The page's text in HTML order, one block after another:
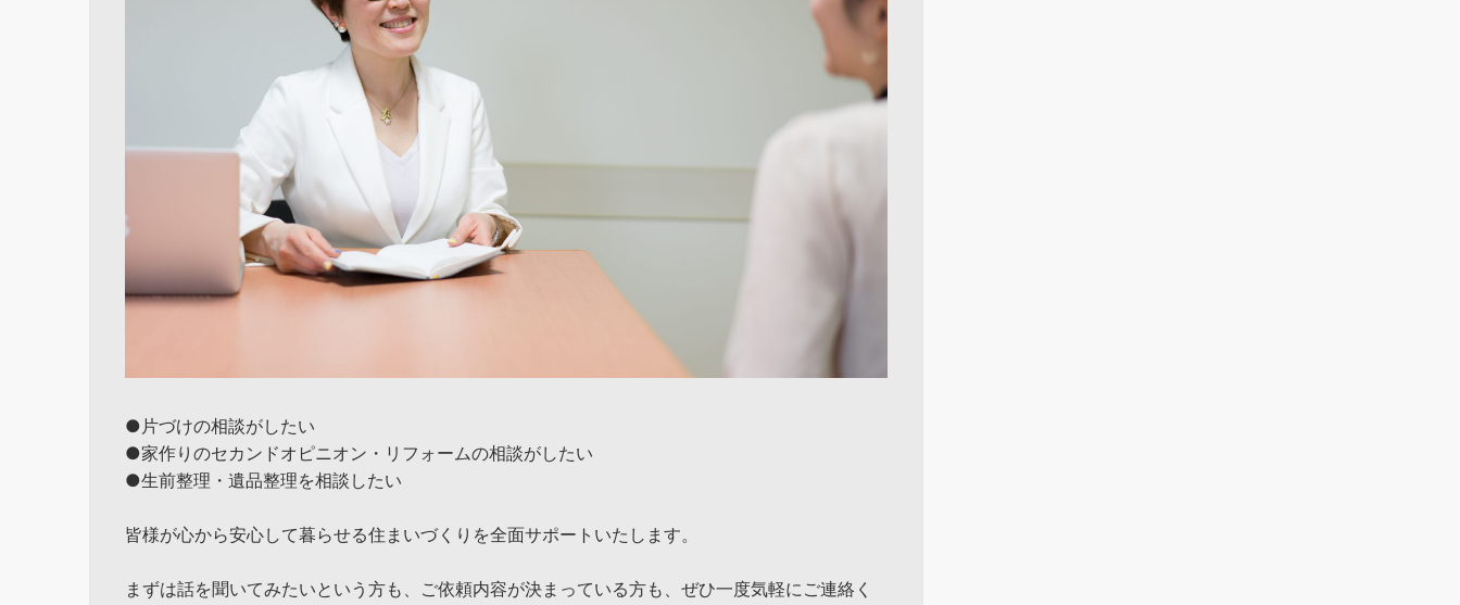
●片づけの相談がしたい
●家作りのセカンドオピニオン・リフォームの相談がしたい
●生前整理・遺品整理を相談したい
皆様が心から安心して暮らせる住まいづくりを全面サポートいたします。
まずは話を聞いてみたいという方も、ご依頼内容が決まっている方も、ぜひ一度気軽にご連絡く